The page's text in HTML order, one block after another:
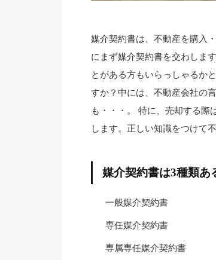
媒介契約書は、不動産を購入
にまず媒介契約書を交わしま
とがある方もいらっしゃるか
すか？中には、不動産会社の
も・・・。 特に、売却する際
します。正しい知識をつけて
媒介契約書は3種類あ
一般媒介契約書
専任媒介契約書
専属専任媒介契約書